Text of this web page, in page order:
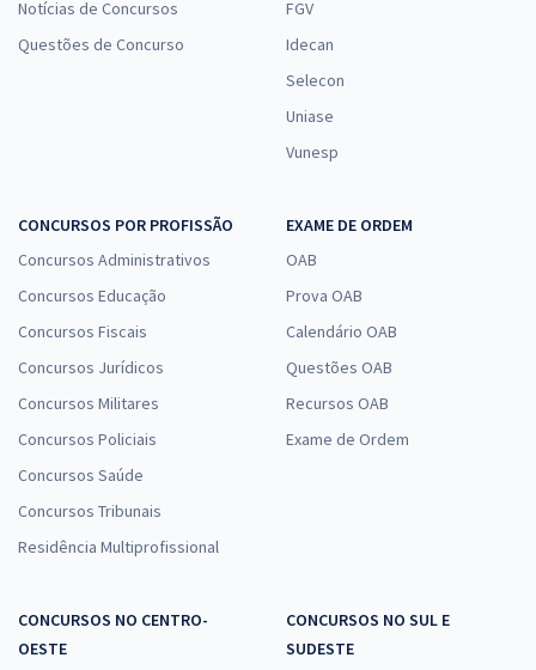
Notícias de Concursos
Questões de Concurso
FGV
Idecan
Selecon
Uniase
Vunesp
CONCURSOS POR PROFISSÃO
Concursos Administrativos
Concursos Educação
Concursos Fiscais
Concursos Jurídicos
Concursos Militares
Concursos Policiais
Concursos Saúde
Concursos Tribunais
Residência Multiprofissional
EXAME DE ORDEM
OAB
Prova OAB
Calendário OAB
Questões OAB
Recursos OAB
Exame de Ordem
CONCURSOS NO CENTRO-
OESTE
CONCURSOS NO SUL E
SUDESTE